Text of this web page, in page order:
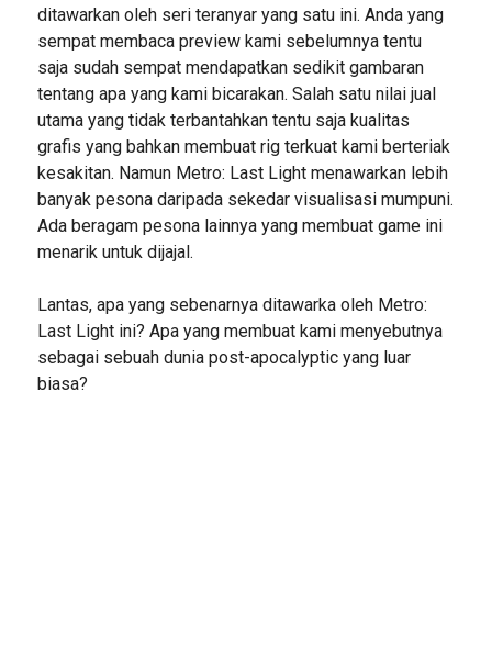
ditawarkan oleh seri teranyar yang satu ini. Anda yang
sempat membaca preview kami sebelumnya tentu
saja sudah sempat mendapatkan sedikit gambaran
tentang apa yang kami bicarakan. Salah satu nilai jual
utama yang tidak terbantahkan tentu saja kualitas
grafis yang bahkan membuat rig terkuat kami berteriak
kesakitan. Namun Metro: Last Light menawarkan lebih
banyak pesona daripada sekedar visualisasi mumpuni.
Ada beragam pesona lainnya yang membuat game ini
menarik untuk dijajal.
Lantas, apa yang sebenarnya ditawarka oleh Metro:
Last Light ini? Apa yang membuat kami menyebutnya
sebagai sebuah dunia post-apocalyptic yang luar
biasa?